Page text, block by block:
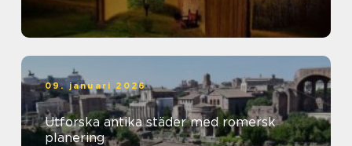
09. januari 2026
Utforska antika städer med romersk
planering